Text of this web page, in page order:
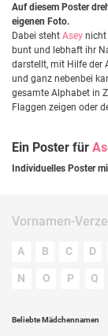
Auf diesem Poster
eigenen Foto.
Dabei steht Asey nicht
bunt und lebhaft ihr
darstellt, mit Hilfe der
und ganz nebenbei
gesamte Alphabet in
Flaggen zeigen oder
Ein Poster für
Individuelles Poster
Vornamen-
A B C D
N O P Q
Beliebte Mädchennamen